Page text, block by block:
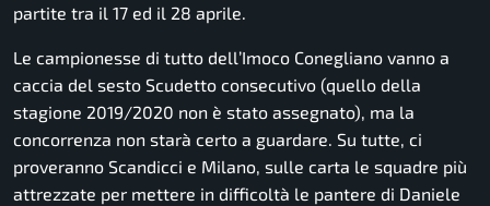
partite tra il 17 ed il 28 aprile.
Le campionesse di tutto dell’Imoco Conegliano vanno a
caccia del sesto Scudetto consecutivo (quello della
stagione 2019/2020 non è stato assegnato), ma la
concorrenza non starà certo a guardare. Su tutte, ci
proveranno Scandicci e Milano, sulle carta le squadre più
attrezzate per mettere in difficoltà le pantere di Daniele